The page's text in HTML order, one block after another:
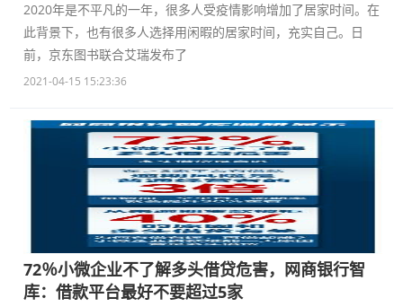
2020年是不平凡的一年，很多人受疫情影响增加了居家时间。在
此背景下，也有很多人选择用闲暇的居家时间，充实自己。日
前，京东图书联合艾瑞发布了
2021-04-15 15:23:36
72％小微企业不了解多头借贷危害，网商银行智
库：借款平台最好不要超过5家